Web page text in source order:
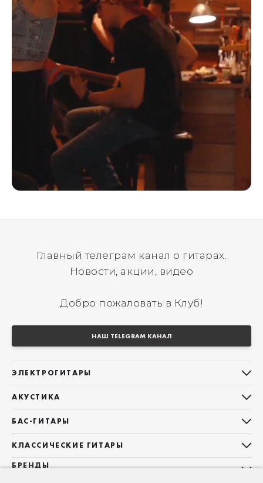
Главный телеграм канал о гитарах.
Новости, акции, видео
Добро пожаловать в Клуб!
НАШ TELEGRAM КАНАЛ
ЭЛЕКТРОГИТАРЫ
Telecaster
Les Paul
Superstrat
АКУСТИКА
Фолки (ОМ, 000, 00)
Гранд Аудиториум
БАС-ГИТАРЫ
Precision Bass
КЛАССИЧЕСКИЕ ГИТАРЫ
Все классические гитары
БРЕНДЫ